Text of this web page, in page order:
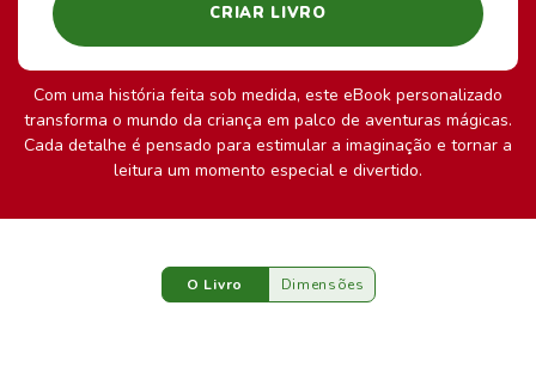
CRIAR LIVRO
Com uma história feita sob medida, este eBook personalizado
transforma o mundo da criança em palco de aventuras mágicas.
Cada detalhe é pensado para estimular a imaginação e tornar a
leitura um momento especial e divertido.
O Livro Dimensões